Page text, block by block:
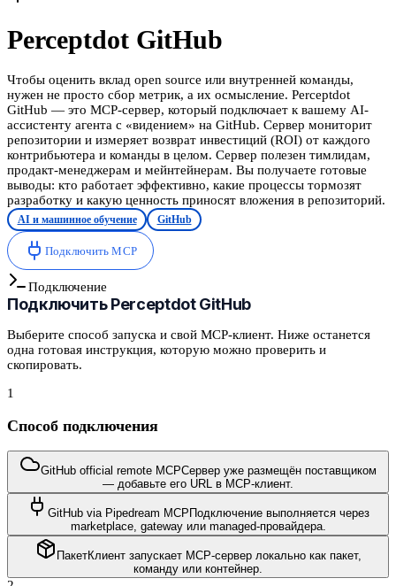
Perceptdot GitHub
Чтобы оценить вклад open source или внутренней команды,
нужен не просто сбор метрик, а их осмысление. Perceptdot
GitHub — это MCP-сервер, который подключает к вашему AI-
ассистенту агента с «видением» на GitHub. Сервер мониторит
репозитории и измеряет возврат инвестиций (ROI) от каждого
контрибьютера и команды в целом. Сервер полезен тимлидам,
продакт-менеджерам и мейнтейнерам. Вы получаете готовые
выводы: кто работает эффективно, какие процессы тормозят
разработку и какую ценность приносят вложения в репозиторий.
AI и машинное обучение GitHub
Подключить MCP
Подключение
ПодключитьPerceptdot GitHub
Выберите способ запуска и свой MCP-клиент. Ниже останется
одна готовая инструкция, которую можно проверить и
скопировать.
1
Способ подключения
GitHub official remote MCPСервер уже размещён поставщиком
— добавьте его URL в MCP-клиент.
GitHub via Pipedream MCP Подключение выполняется через
marketplace, gateway или managed-провайдера.
ПакетКлиент запускает MCP-сервер локально как пакет,
команду или контейнер.